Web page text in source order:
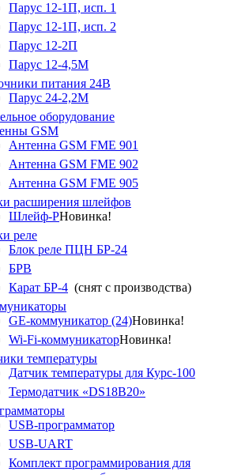
Парус 12-1П, исп. 1
Парус 12-1П, исп. 2
Парус 12-2П
Парус 12-4,5М
питания 24В
Парус 24-2,2М
оборудование
GSM
Антенна GSM FME 901
Антенна GSM FME 902
Антенна GSM FME 905
расширения шлейфов
Шлейф-РНовинка!
реле
Блок реле ПЦН БР-24
БРВ
Карат БР-4 (снят с производства)
GE-коммуникатор (24)Новинка!
Wi-Fi-коммуникаторНовинка!
температуры
Датчик температуры для Курс-100
Термодатчик «DS18B20»
USB-программатор
USB-UART
Комплект программирования для